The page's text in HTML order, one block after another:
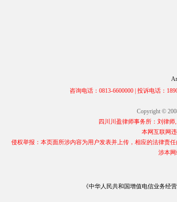
咨询电话：0813-6600000 | 投诉电话：
Copyright ©
四川川盈律师事务所：刘律师
本网互联网违
侵权举报：本页面所涉内容为用户发表并上传，相应的法律责
涉本网
《中华人民共和国增值电信业务经